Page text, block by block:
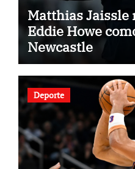
Matthias Jaissle
Eddie Howe
Newcastle
Deporte